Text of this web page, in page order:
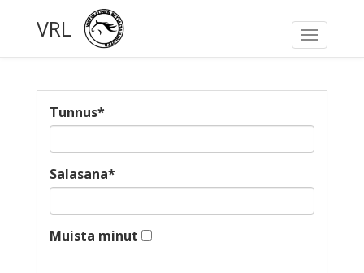
Toggle
VRL
Tunnus*
Salasana*
Muista minut